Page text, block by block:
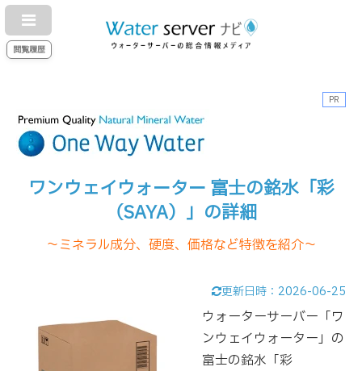
閲覧履歴
PR
ワンウェイウォーター 富士の銘水「彩
（SAYA）」の詳細
～ミネラル成分、硬度、価格など特徴を紹介～
更新日時： 2026-06-25
ウォーターサーバー「ワ
ンウェイウォーター」の
富士の銘水「彩